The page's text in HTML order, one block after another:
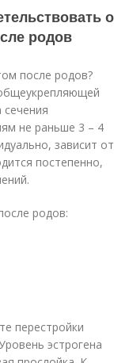
о
родов
после родов?
сечения
не раньше 3 – 4
зависит от
постепенно,
родов:
перестройки
эстрогена